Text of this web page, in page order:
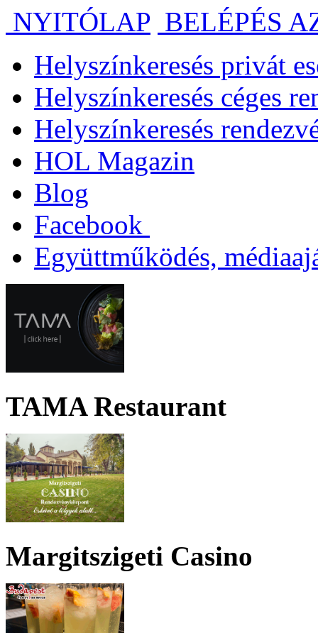
NYITÓLAP BELÉPÉS
Helyszínkeresés privát
Helyszínkeresés céges
Helyszínkeresés
HOL Magazin
Blog
Facebook
Együttműködés,
TAMA Restaurant
Margitszigeti Casino